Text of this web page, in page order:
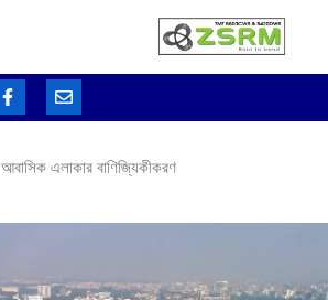
আবাসিক এলাকার বাণিজ্যিকীকরণ